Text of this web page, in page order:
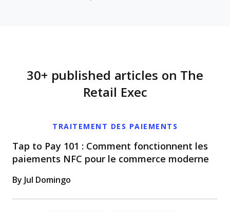
30+ published articles on The
Retail Exec
TRAITEMENT DES PAIEMENTS
Tap to Pay 101 : Comment fonctionnent les
paiements NFC pour le commerce moderne
By Jul Domingo